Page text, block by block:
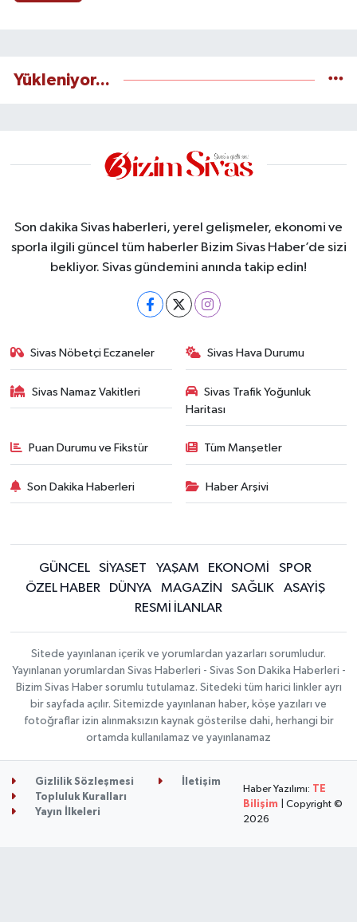
Yükleniyor...
Son dakika Sivas haberleri, yerel gelişmeler, ekonomi ve
sporla ilgili güncel tüm haberler Bizim Sivas Haber’de sizi
bekliyor. Sivas gündemini anında takip edin!
Sivas Nöbetçi Eczaneler Sivas Hava Durumu
Sivas Namaz Vakitleri
Sivas Trafik Yoğunluk
Haritası
Puan Durumu ve Fikstür Tüm Manşetler
Son Dakika Haberleri Haber Arşivi
GÜNCEL SİYASET YAŞAM EKONOMİ
SPOR
ÖZEL HABER
DÜNYA MAGAZİN SAĞLIK
ASAYİŞ
RESMİ İLANLAR
Sitede yayınlanan içerik ve yorumlardan yazarları sorumludur.
Yayınlanan yorumlardan Sivas Haberleri - Sivas Son Dakika Haberleri -
Bizim Sivas Haber sorumlu tutulamaz. Sitedeki tüm harici linkler ayrı
bir sayfada açılır. Sitemizde yayınlanan haber, köşe yazıları ve
fotoğraflar izin alınmaksızın kaynak gösterilse dahi, herhangi bir
ortamda kullanılamaz ve yayınlanamaz
Gizlilik Sözleşmesi
İletişim
Topluluk Kuralları
Yayın İlkeleri
Haber Yazılımı: TE
Bilişim | Copyright ©
2026